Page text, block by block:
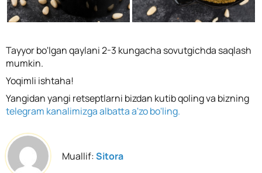
Tayyor bo'lgan qaylani 2-3 kungacha sovutgichda saqlash
mumkin.
Yoqimli ishtaha!
Yangidan yangi retseptlarni bizdan kutib qoling va bizning
telegram kanalimizga albatta a'zo bo'ling.
Muallif:Sitora